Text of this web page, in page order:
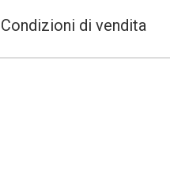
Condizioni di vendita